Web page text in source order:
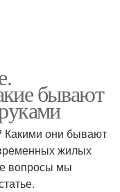
бывают
Какими они бывают
жилых
вопросы мы